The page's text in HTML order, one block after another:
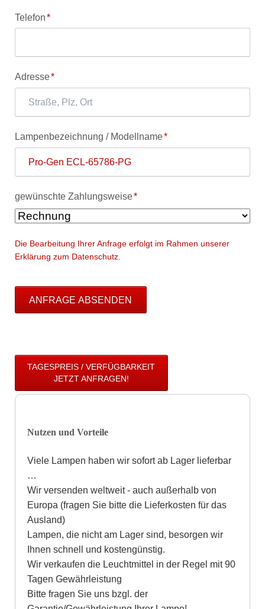
Pflichtfeld
Telefon*
Pflichtfeld
Adresse*
Pflichtfeld
Lampenbezeichnung / Modellname*
Pflichtfeld
gewünschte Zahlungsweise*
Die Bearbeitung Ihrer Anfrage erfolgt im Rahmen unserer
Erklärung zum Datenschutz.
ANFRAGE ABSENDEN
TAGESPREIS / VERFÜGBARKEIT
JETZT ANFRAGEN!
Nutzen und Vorteile
Viele Lampen haben wir sofort ab Lager lieferbar
…
Wir versenden weltweit - auch außerhalb von
Europa (fragen Sie bitte die Lieferkosten für das
Ausland)
Lampen, die nicht am Lager sind, besorgen wir
Ihnen schnell und kostengünstig.
Wir verkaufen die Leuchtmittel in der Regel mit 90
Tagen Gewährleistung
Bitte fragen Sie uns bzgl. der